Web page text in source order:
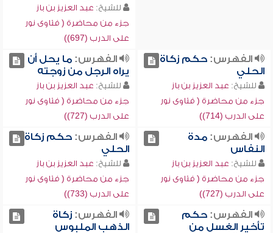
للشيخ: عبد العزيز بن باز
جزء من محاضرة ( فتاوى نور
على الدرب (697))
الفهرس:حكم زكاة
الحلي
للشيخ: عبد العزيز بن باز
جزء من محاضرة ( فتاوى نور
على الدرب (714))
الفهرس:ما يحل أن
يراه الرجل من زوجته
للشيخ: عبد العزيز بن باز
جزء من محاضرة ( فتاوى نور
على الدرب (727))
الفهرس:مدة
النفاس
للشيخ: عبد العزيز بن باز
جزء من محاضرة ( فتاوى نور
على الدرب (727))
الفهرس:حكم زكاة
الحلي
للشيخ: عبد العزيز بن باز
جزء من محاضرة ( فتاوى نور
على الدرب (733))
الفهرس:حكم
تأخير الغسل من
الفهرس:زكاة
الذهب الملبوس